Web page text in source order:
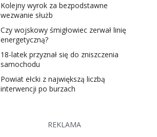
Kolejny wyrok za bezpodstawne
wezwanie służb
Czy wojskowy śmigłowiec zerwał linię
energetyczną?
18-latek przyznał się do zniszczenia
samochodu
Powiat ełcki z największą liczbą
interwencji po burzach
REKLAMA